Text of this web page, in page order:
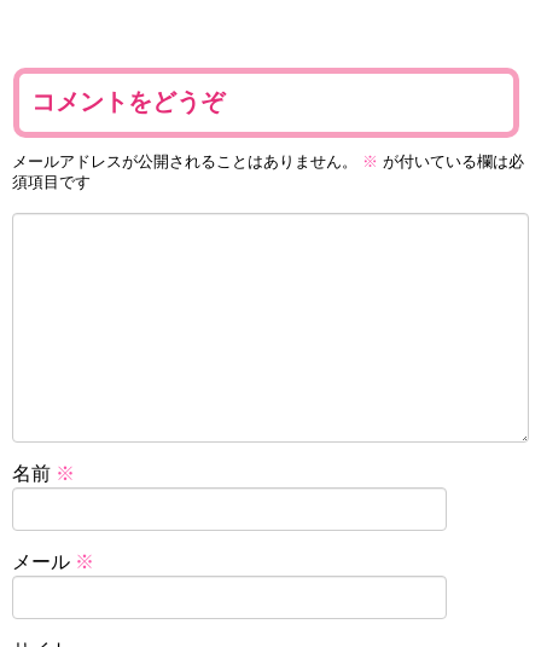
コメントをどうぞ
メールアドレスが公開されることはありません。 ※ が付いている欄は必
須項目です
名前 ※
メール ※